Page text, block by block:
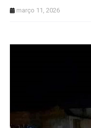
março 11, 2026